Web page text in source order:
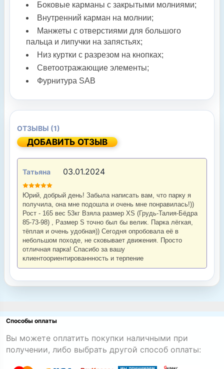
Боковые карманы с закрытыми молниями;
Внутренний карман на молнии;
Манжеты с отверстиями для большого
пальца и липучки на запястьях;
Низ куртки с разрезом на кнопках;
Светоотражающие элементы;
Фурнитура SAB
ОТЗЫВЫ (1)
ДОБАВИТЬ ОТЗЫВ
Татьяна 03.01.2024
Юрий, добрый день! Забыла написать вам, что парку я
получила, она мне подошла и очень мне понравилась!))
Рост - 165 вес 53кг Взяла размер XS (Грудь-Талия-Бёдра
85-73-98) , Размер S точно был бы велик. Парка лёгкая,
тёплая и очень удобная)) Сегодня опробовала её в
небольшом походе, не сковывает движения. Просто
отличная парка! Спасибо за вашу
клиентоориентированнность и терпение
Способы оплаты
Вы можете оплатить покупки наличными при
получении, либо выбрать другой способ оплаты: